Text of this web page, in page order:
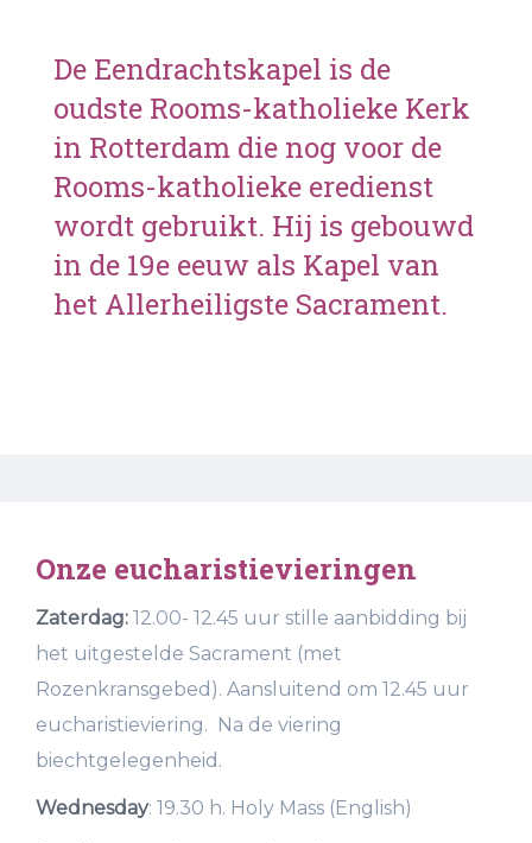
De Eendrachtskapel is de
oudste Rooms-katholieke Kerk
in Rotterdam die nog voor de
Rooms-katholieke eredienst
wordt gebruikt. Hij is gebouwd
in de 19e eeuw als Kapel van
het Allerheiligste Sacrament.
Onze eucharistievieringen
Zaterdag: 12.00- 12.45 uur stille aanbidding bij
het uitgestelde Sacrament (met
Rozenkransgebed). Aansluitend om 12.45 uur
eucharistieviering. Na de viering
biechtgelegenheid.
Wednesday: 19.30 h. Holy Mass (English)